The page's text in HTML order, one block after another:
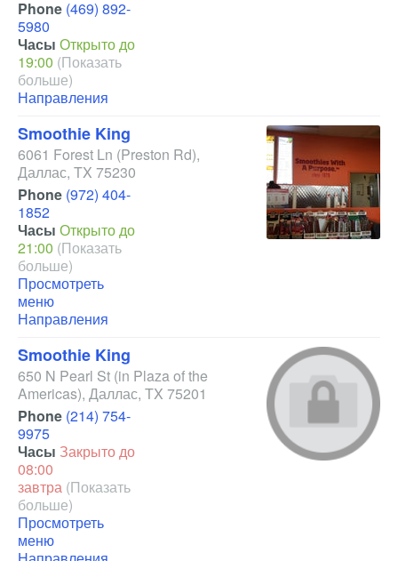
Phone (469) 892-
5980
Часы Открыто до
19:00 (Показать
больше)
Направления
Smoothie King
6061 Forest Ln (Preston Rd),
Даллас, TX 75230
Phone (972) 404-
1852
Часы Открыто до
21:00 (Показать
больше)
Просмотреть
меню
Направления
Smoothie King
650 N Pearl St (in Plaza of the
Americas), Даллас, TX 75201
Phone (214) 754-
9975
Часы Закрыто до
08:00
завтра (Показать
больше)
Просмотреть
меню